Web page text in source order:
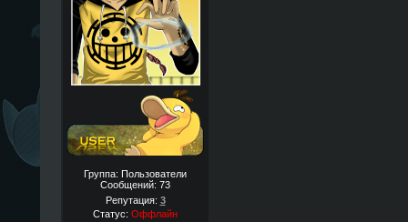
Группа: Пользователи
Сообщений: 73
Репутация: 3
Статус: Оффлайн